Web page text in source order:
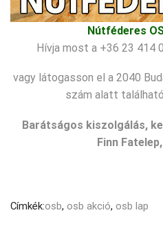
Nútféderes
Hívja most a +36 23
vagy látogasson el a 2040
szám alatt
Barátságos kiszolgálás,
Finn
Címkék:osb, osb akció, osb lap